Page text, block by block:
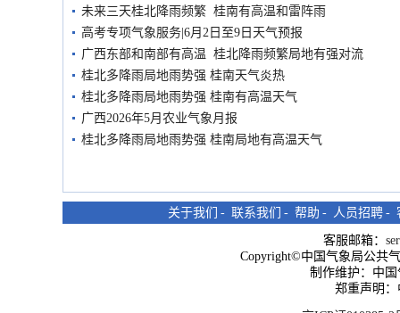
未来三天桂北降雨频繁 桂南有高温和雷阵雨
高考专项气象服务|6月2日至9日天气预报
广西东部和南部有高温 桂北降雨频繁局地有强对流
桂北多降雨局地雨势强 桂南天气炎热
桂北多降雨局地雨势强 桂南有高温天气
广西2026年5月农业气象月报
桂北多降雨局地雨势强 桂南局地有高温天气
关于我们 - 联系我们 - 帮助 - 人员招聘 -
客服邮箱：
Copyright©中国气象局公共
制作维护：中
郑重声明